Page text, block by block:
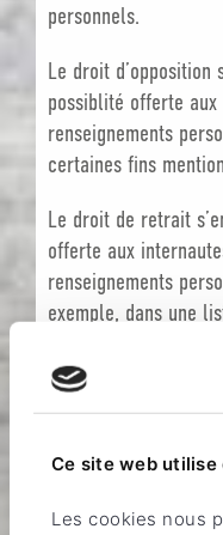
Ce site web utilise
Les cookies nous
personnels.
Le droit d’opposition
possiblité offerte
renseignements
certaines fins
Le droit de retrait
offerte aux
renseignements
exemple, dans une
7. Droit d’accès
et de rectification
informations les